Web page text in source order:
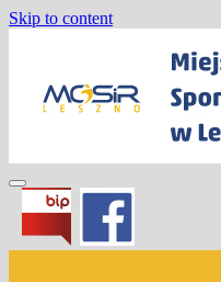
Skip to content
Miejski Ośrodek
Lesznie